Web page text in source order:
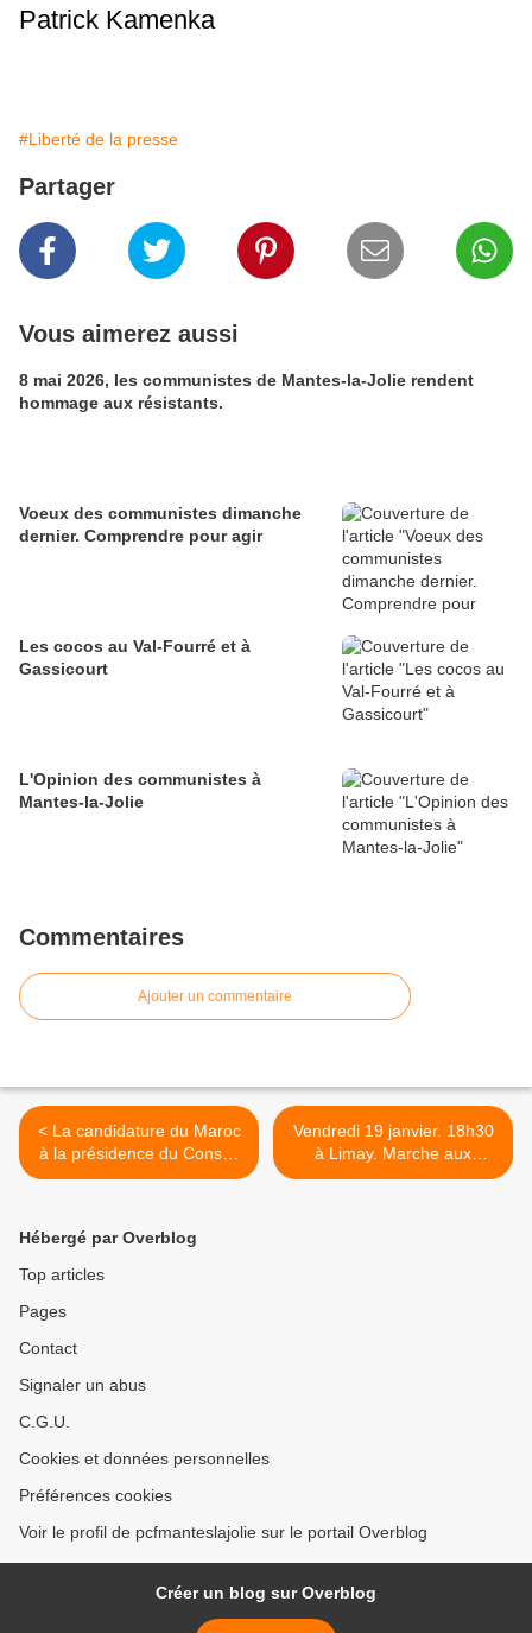
Patrick Kamenka
#Liberté de la presse
Partager
Vous aimerez aussi
8 mai 2026, les communistes de Mantes-la-Jolie rendent
hommage aux résistants.
Voeux des communistes dimanche
dernier. Comprendre pour agir
Les cocos au Val-Fourré et à
Gassicourt
L'Opinion des communistes à
Mantes-la-Jolie
Commentaires
Ajouter un commentaire
< La candidature du Maroc
à la présidence du Conseil
des Droits de l’Homme de
Vendredi 19 janvier. 18h30
à Limay. Marche aux
flambeaux Halte aux
Hébergé par Overblog
Top articles
Pages
Contact
Signaler un abus
C.G.U.
Cookies et données personnelles
Préférences cookies
Voir le profil de pcfmanteslajolie sur le portail Overblog
Créer un blog sur Overblog